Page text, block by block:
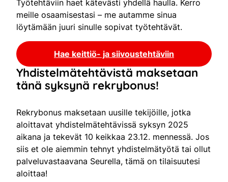
Työtehtäviin haet kätevästi yhdellä haulla. Kerro
meille osaamisestasi – me autamme sinua
löytämään juuri sinulle sopivat työtehtävät.
Hae keittiö- ja siivoustehtäviin
Yhdistelmätehtävistä maksetaan
tänä syksynä rekrybonus!
Rekrybonus maksetaan uusille tekijöille, jotka
aloittavat yhdistelmätehtävissä syksyn 2025
aikana ja tekevät 10 keikkaa 23.12. mennessä. Jos
siis et ole aiemmin tehnyt yhdistelmätyötä tai ollut
palveluvastaavana Seurella, tämä on tilaisuutesi
aloittaa!